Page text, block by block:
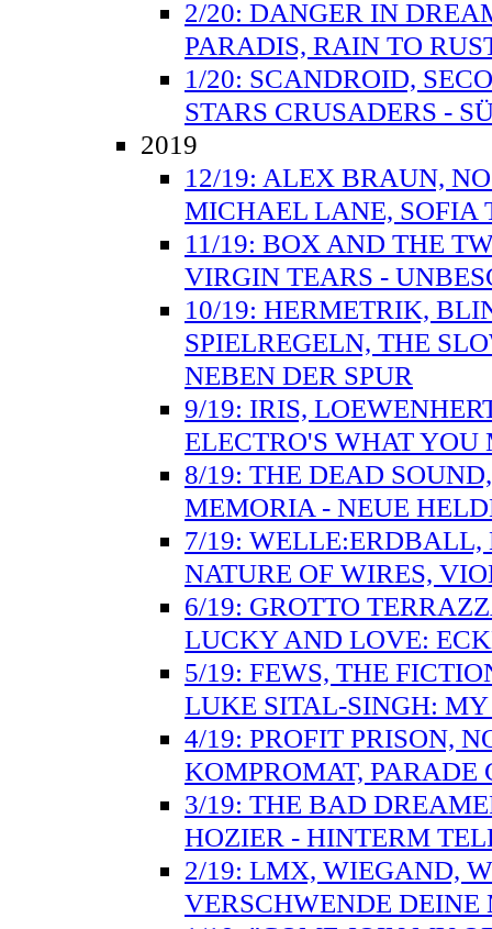
2/20: DANGER IN
PARADIS, RAIN TO
1/20: SCANDROID,
STARS CRUSADERS -
2019
12/19: ALEX BRAUN,
MICHAEL LANE, SOFIA
11/19: BOX AND THE
VIRGIN TEARS -
10/19: HERMETRIK,
SPIELREGELN, THE
NEBEN DER SPUR
9/19: IRIS,
ELECTRO'S WHAT YOU
8/19: THE DEAD
MEMORIA - NEUE
7/19:
NATURE OF WIRES,
6/19: GROTTO
LUCKY AND LOVE:
5/19: FEWS, THE
LUKE SITAL-SINGH:
4/19: PROFIT PRISON,
KOMPROMAT, PARADE
3/19: THE BAD
HOZIER - HINTERM
2/19: LMX, WIEGAND,
VERSCHWENDE DEINE